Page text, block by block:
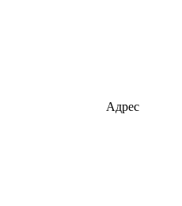
Адрес